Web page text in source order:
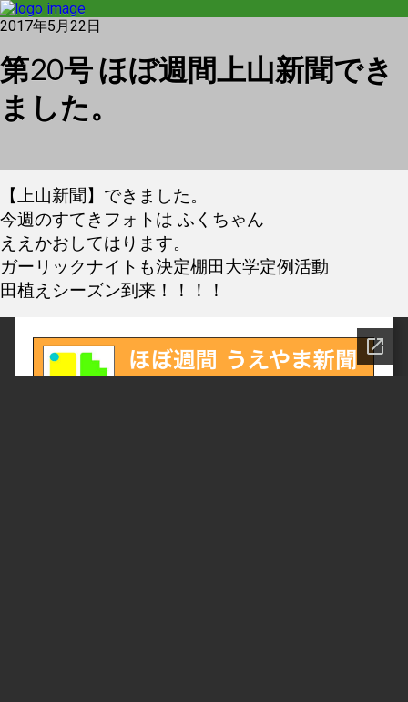
2017年5月22日
第20号 ほぼ週間上山新聞でき
ました。
【上山新聞】できました。
今週のすてきフォトは ふくちゃん
ええかおしてはります。
ガーリックナイトも決定棚田大学定例活動
田植えシーズン到来！！！！